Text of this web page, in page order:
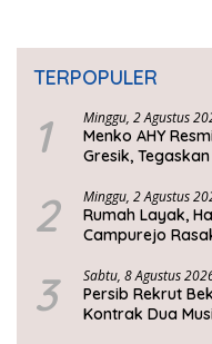
TERPOPULER
1 Minggu, 2 Agustus
Menko AHY
Gresik,
2 Minggu, 2 Agustus
Rumah Layak,
Campurejo
3 Sabtu, 8 Agustus
Persib Rekrut
Kontrak Dua